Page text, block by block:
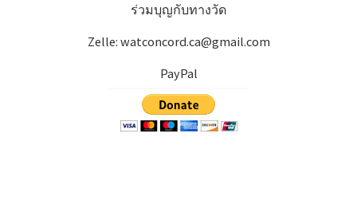
ร่วมบุญกับทางวัด
Zelle: watconcord.ca@gmail.com
PayPal